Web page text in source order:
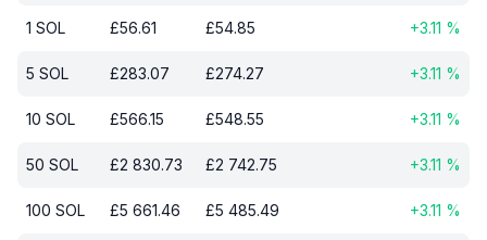
1 SOL £56.61 £54.85 +3.11 %
5 SOL £283.07 £274.27 +3.11 %
10 SOL £566.15 £548.55 +3.11 %
50 SOL £2 830.73 £2 742.75 +3.11 %
100 SOL £5 661.46 £5 485.49 +3.11 %